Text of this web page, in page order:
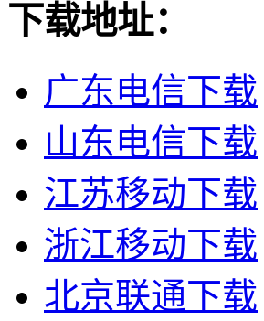
下载地址：
广东电信下载
山东电信下载
江苏移动下载
浙江移动下载
北京联通下载